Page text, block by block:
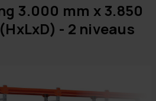
3.000 mm x 3.850
- 2 niveaus